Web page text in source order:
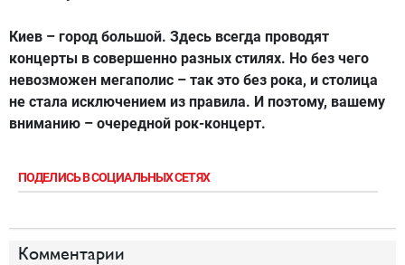
Киев – город большой. Здесь всегда проводят
концерты в совершенно разных стилях. Но без чего
невозможен мегаполис – так это без рока, и столица
не стала исключением из правила. И поэтому, вашему
вниманию – очередной рок-концерт.
ПОДЕЛИСЬ В СОЦИАЛЬНЫХ СЕТЯХ
Комментарии